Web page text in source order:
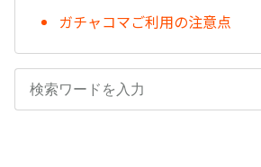
ガチャコマご利用の注意点